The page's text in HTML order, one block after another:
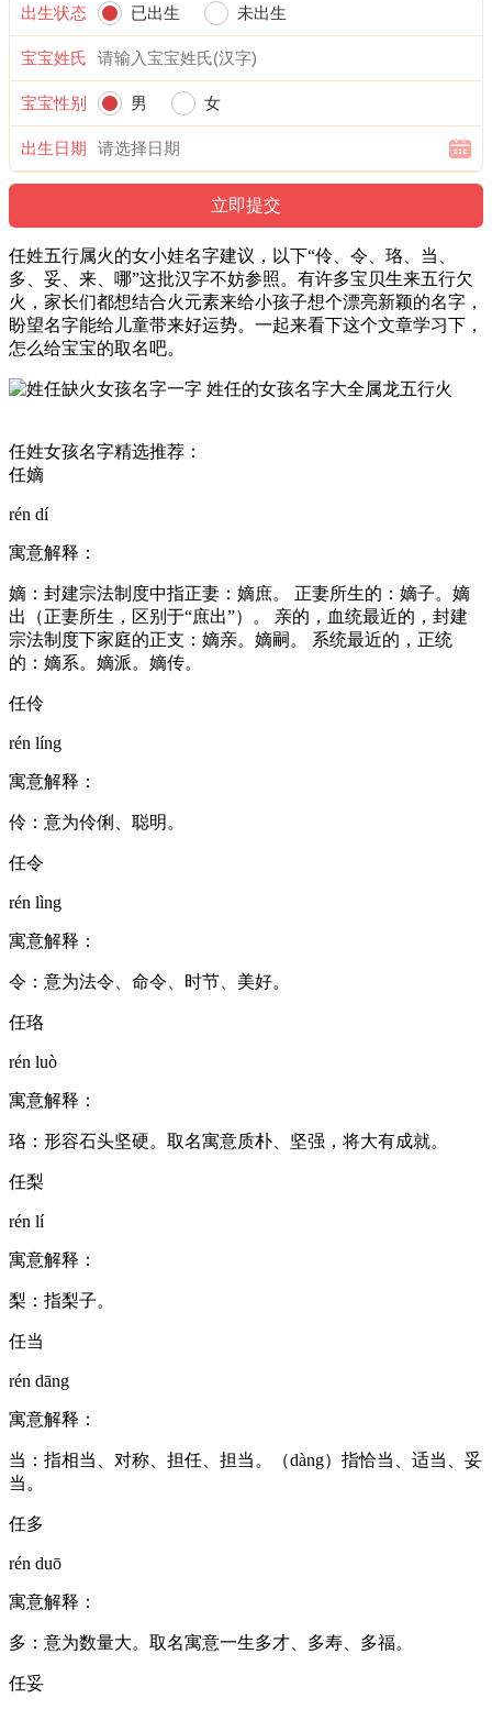
出生状态 已出生 未出生
宝宝姓氏
宝宝性别 男 女
出生日期
任姓五行属火的女小娃名字建议，以下“伶、令、珞、当、
多、妥、来、哪”这批汉字不妨参照。有许多宝贝生来五行欠
火，家长们都想结合火元素来给小孩子想个漂亮新颖的名字，
盼望名字能给儿童带来好运势。一起来看下这个文章学习下，
怎么给宝宝的取名吧。
任姓女孩名字精选推荐：
任嫡
rén dí
寓意解释：
嫡：封建宗法制度中指正妻：嫡庶。 正妻所生的：嫡子。嫡
出（正妻所生，区别于“庶出”）。 亲的，血统最近的，封建
宗法制度下家庭的正支：嫡亲。嫡嗣。 系统最近的，正统
的：嫡系。嫡派。嫡传。
任伶
rén líng
寓意解释：
伶：意为伶俐、聪明。
任令
rén lìng
寓意解释：
令：意为法令、命令、时节、美好。
任珞
rén luò
寓意解释：
珞：形容石头坚硬。取名寓意质朴、坚强，将大有成就。
任梨
rén lí
寓意解释：
梨：指梨子。
任当
rén dāng
寓意解释：
当：指相当、对称、担任、担当。（dàng）指恰当、适当、妥
当。
任多
rén duō
寓意解释：
多：意为数量大。取名寓意一生多才、多寿、多福。
任妥